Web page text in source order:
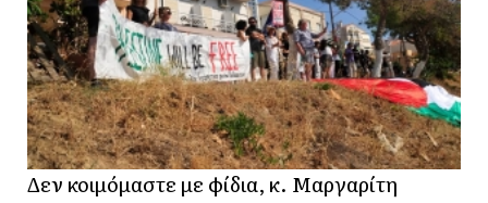
Δεν κοιμόμαστε με φίδια, κ. Μαργαρίτη